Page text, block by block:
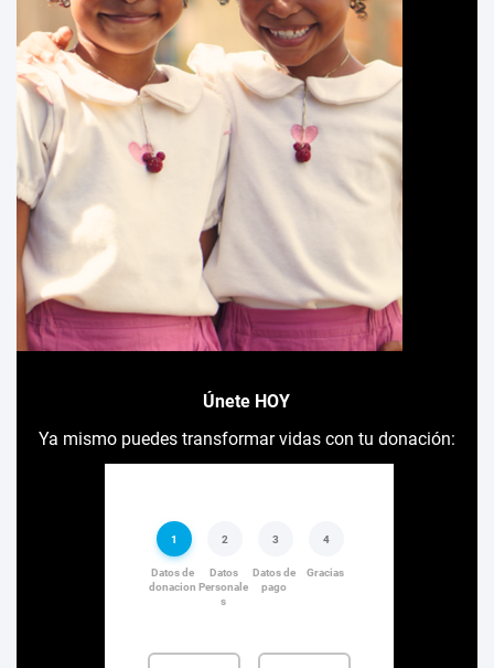
Únete HOY
Ya mismo puedes transformar vidas con tu donación: